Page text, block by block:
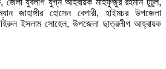
জাহাঙ্গীর হোসেন বেপারী, হাইমচর উপজেলা
ইসলাম সোহেল, উপজেলা ছাত্রলীগ আহ্বায়ক